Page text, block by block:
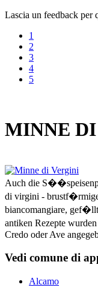
Lascia un feedback per
1
2
3
4
5
MINNE
Auch die
di virgini -
biancomangiare,
antiken Rezepte
Credo oder Ave
Vedi comune di
Alcamo